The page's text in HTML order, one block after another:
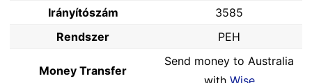
Irányítószám
3585
Rendszer
PEH
Money Transfer
Send money to Australia
with Wise